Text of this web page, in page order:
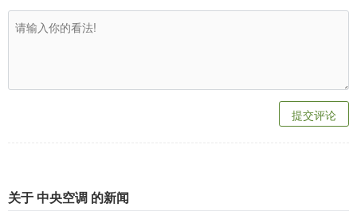
提交评论
关于 中央空调 的新闻